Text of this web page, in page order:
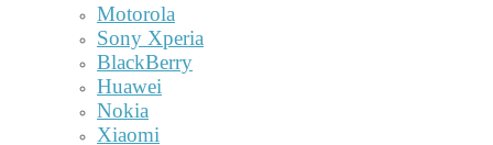
Motorola
Sony Xperia
BlackBerry
Huawei
Nokia
Xiaomi